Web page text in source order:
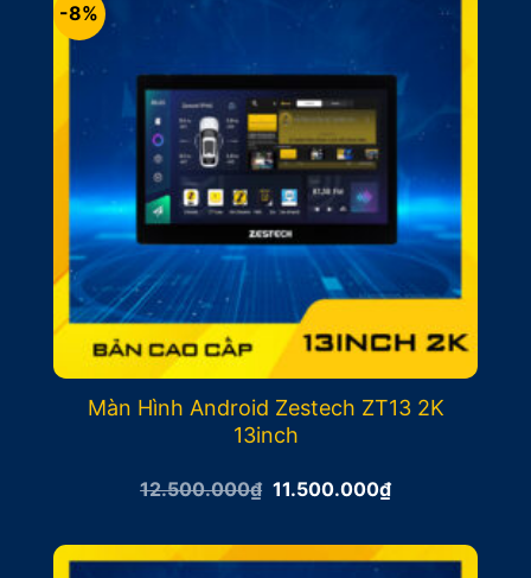
-8%
Màn Hình Android Zestech ZT13 2K
13inch
12.500.000₫ Giá
12.500.000₫.
11.500.000₫Giá
hiện
là:
11.500.000₫.